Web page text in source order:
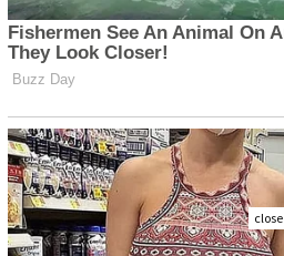
close